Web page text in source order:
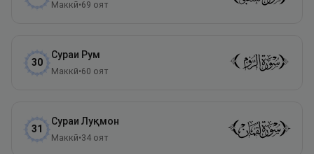
Маккӣ•69 оят
30
Сураи Рум
Маккӣ•60 оят
31
Сураи Луқмон
Маккӣ•34 оят